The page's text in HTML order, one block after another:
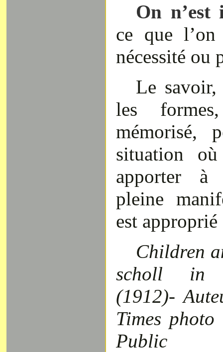
On
ce que
nécessité ou
Le savoir,
les
mémorisé,
situation
apporter à
pleine
est
Children
scholl in
(1912)-
Times
Public